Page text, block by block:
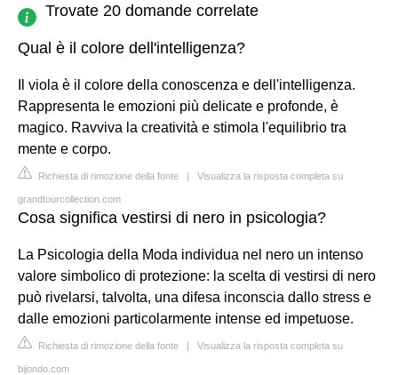
Trovate 20 domande correlate
Qual è il colore dell'intelligenza?
Il viola è il colore della conoscenza e dell'intelligenza.
Rappresenta le emozioni più delicate e profonde, è
magico. Ravviva la creatività e stimola l'equilibrio tra
mente e corpo.
Richiesta di rimozione della fonte | Visualizza la risposta completa su
grandtourcollection.com
Cosa significa vestirsi di nero in psicologia?
La Psicologia della Moda individua nel nero un intenso
valore simbolico di protezione: la scelta di vestirsi di nero
può rivelarsi, talvolta, una difesa inconscia dallo stress e
dalle emozioni particolarmente intense ed impetuose.
Richiesta di rimozione della fonte | Visualizza la risposta completa su
bijondo.com